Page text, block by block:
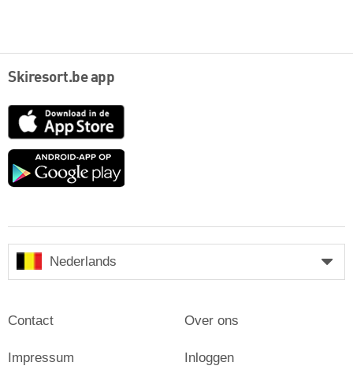
Skiresort.be app
App
Google
Nederlands
Contact
Impressum
Over ons
Inloggen